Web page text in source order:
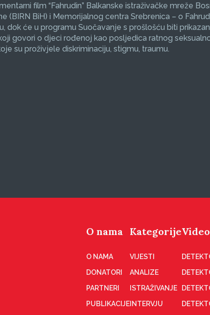
film “Fahrudin” Balkanske istraživačke mreže
(BIRN BiH) i Memorijalnog centra Srebrenica – o
dok će u programu Suočavanje s prošlošću biti
govori o djeci rođenoj kao posljedica ratnog
su proživjele diskriminaciju, stigmu, traumu.
O nama
O NAMA
DONATORI
PARTNERI
PUBLIKACIJE
Kategorije
VIJESTI
ANALIZE
ISTRAŽIVANJE
INTERVJU
Video